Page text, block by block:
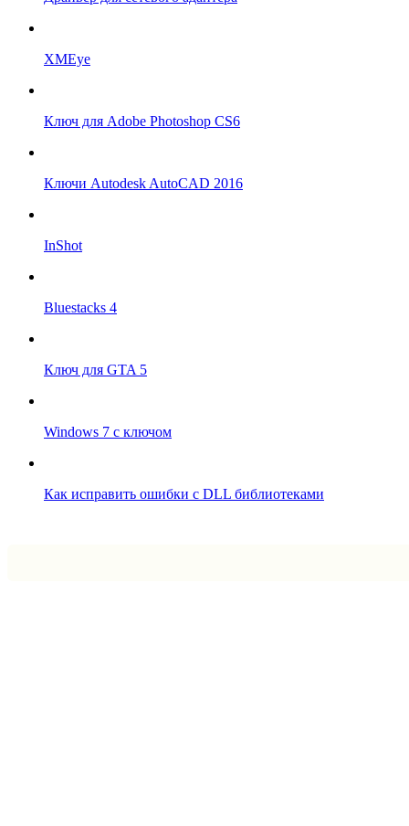
XMEye
Ключ для Adobe Photoshop CS6
Ключи Autodesk AutoCAD 2016
InShot
Bluestacks 4
Ключ для GTA 5
Windows 7 с ключом
Как исправить ошибки с DLL библиотеками